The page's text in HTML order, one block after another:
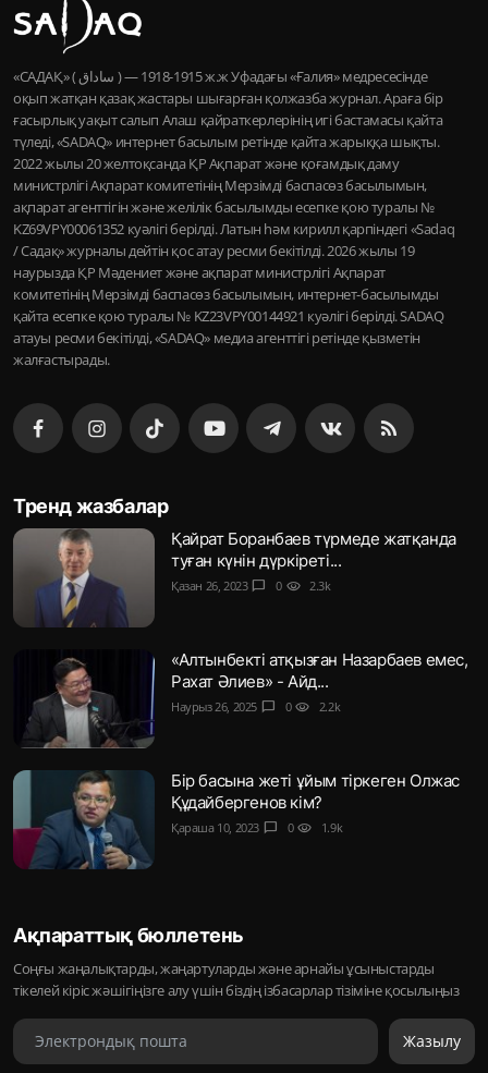
«САДАҚ» ( ساداق ) — 1915-1918 ж.ж Уфадағы «Ғалия» медресесінде
оқып жатқан қазақ жастары шығарған қолжазба журнал. Араға бір
ғасырлық уақыт салып Алаш қайраткерлерінің игі бастамасы қайта
түледі, «SADAQ» интернет басылым ретінде қайта жарыққа шықты.
2022 жылы 20 желтоқсанда ҚР Ақпарат және қоғамдық даму
министрлігі Ақпарат комитетінің Мерзімді баспасөз басылымын,
ақпарат агенттігін және желілік басылымды есепке қою туралы №
KZ69VPY00061352 куәлігі берілді. Латын һәм кирилл қарпіндегі «Sadaq
/ Садақ» журналы дейтін қос атау ресми бекітілді. 2026 жылы 19
наурызда ҚР Мәдениет және ақпарат министрлігі Ақпарат
комитетінің Мерзімді баспасөз басылымын, интернет-басылымды
қайта есепке қою туралы № KZ23VPY00144921 куәлігі берілді. SADAQ
атауы ресми бекітілді, «SADAQ» медиа агенттігі ретінде қызметін
жалғастырады.
Тренд жазбалар
Қайрат Боранбаев түрмеде жатқанда
туған күнін дүркіреті...
Қазан 26, 2023 chat_bubble 0 visibility 2.3k
«Алтынбекті атқызған Назарбаев емес,
Рахат Әлиев» - Айд...
Наурыз 26, 2025 chat_bubble 0 visibility 2.2k
Бір басына жеті ұйым тіркеген Олжас
Құдайбергенов кім?
Қараша 10, 2023 chat_bubble 0 visibility 1.9k
Ақпараттық бюллетень
Соңғы жаңалықтарды, жаңартуларды және арнайы ұсыныстарды
тікелей кіріс жәшігіңізге алу үшін біздің ізбасарлар тізіміне қосылыңыз
Жазылу